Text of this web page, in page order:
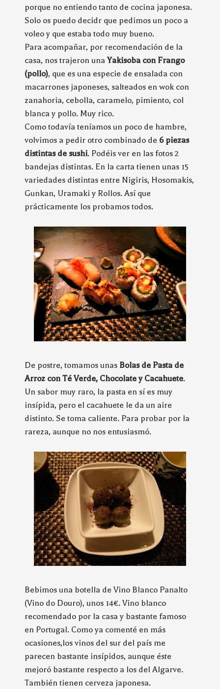
porque no entiendo tanto de cocina japonesa.
Solo os puedo decidr que pedimos un poco a
voleo y que estaba todo muy bueno.
Para acompañar, por recomendación de la
casa, nos trajeron una Yakisoba con Frango
(pollo), que es una especie de ensalada con
macarrones japoneses, salteados en wok con
zanahoria, cebolla, caramelo, pimiento, col
blanca y pollo. Muy rico.
Como todavía teníamos un poco de hambre,
volvimos a pedir otro combinado de 6 piezas
distintas de sushi. Podéis ver en las fotos 2
bandejas distintas. En la carta tienen unas 15
variedades distintas entre Nigiris, Hosomakis,
Gunkan, Uramaki y Rollos. Así que
prácticamente los probamos todos.
De postre, tomamos unas Bolas de Pasta de
Arroz con Té Verde, Chocolate y Cacahuete.
Un sabor muy raro, la pasta en sí es muy
insípida, pero el cacahuete le da un aire
distinto. Se toma caliente. Para probar por la
rareza, aunque no nos entusiasmó.
Bebimos una botella de Vino Blanco Panalto
(Vino do Douro), unos 14€. Vino blanco
recomendado por la casa y bastante famoso
en Portugal. Como ya comenté en más
ocasiones,los vinos del sur del país me
parecen bastante insípidos, aunque éste
mejoró bastante respecto a los del Algarve.
También tienen cerveza japonesa.